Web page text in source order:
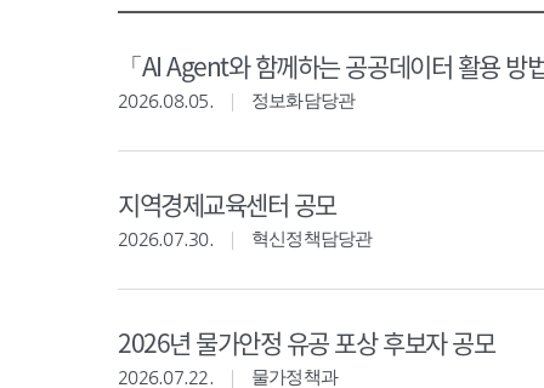
「AI Agent와 함께하는 공공데이터 활용 방
2026.08.05. 정보화담당관
지역경제교육센터 공모
2026.07.30. 혁신정책담당관
2026년 물가안정 유공 포상 후보자 공모
2026.07.22. 물가정책과